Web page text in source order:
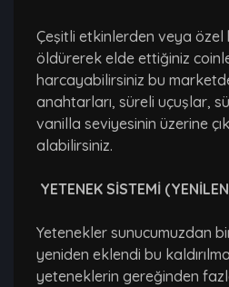
Çeşitli etkinlerden veya özel
öldürerek elde ettiğiniz
harcayabilirsiniz bu
anahtarları, süreli uçuşlar,
vanilla seviyesinin üzerine
alabilirsiniz.
YETENEK SİSTEMİ
Yetenekler sunucumuzdan
yeniden eklendi bu
yeteneklerin gereğinden